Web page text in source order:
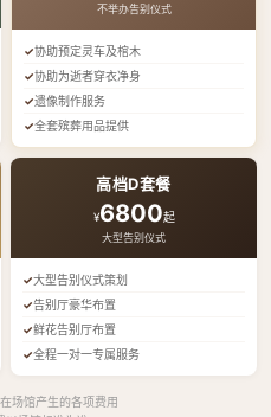
不举办告别仪式
协助预定灵车及棺木
协助为逝者穿衣净身
遗像制作服务
全套殡葬用品提供
高档D套餐
¥6800起
大型告别仪式
大型告别仪式策划
告别厅豪华布置
鲜花告别厅布置
全程一对一专属服务
场馆产生的各项费用